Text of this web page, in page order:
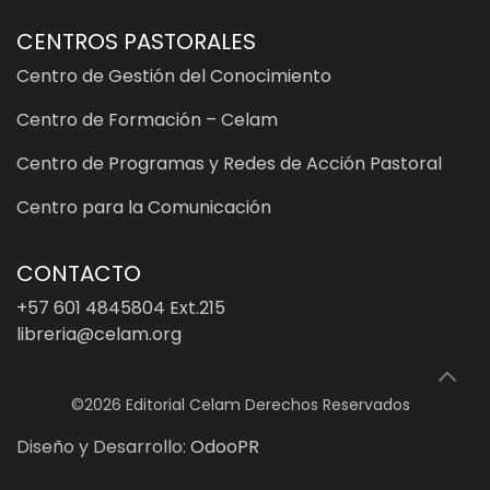
CENTROS PASTORALES
Centro de Gestión del Conocimiento
Centro de Formación – Celam
Centro de Programas y Redes de Acción Pastoral
Centro para la Comunicación
CONTACTO
+57 601 4845804 Ext.215
libreria@celam.org
©2026 Editorial Celam Derechos Reservados
Diseño y Desarrollo: OdooPR